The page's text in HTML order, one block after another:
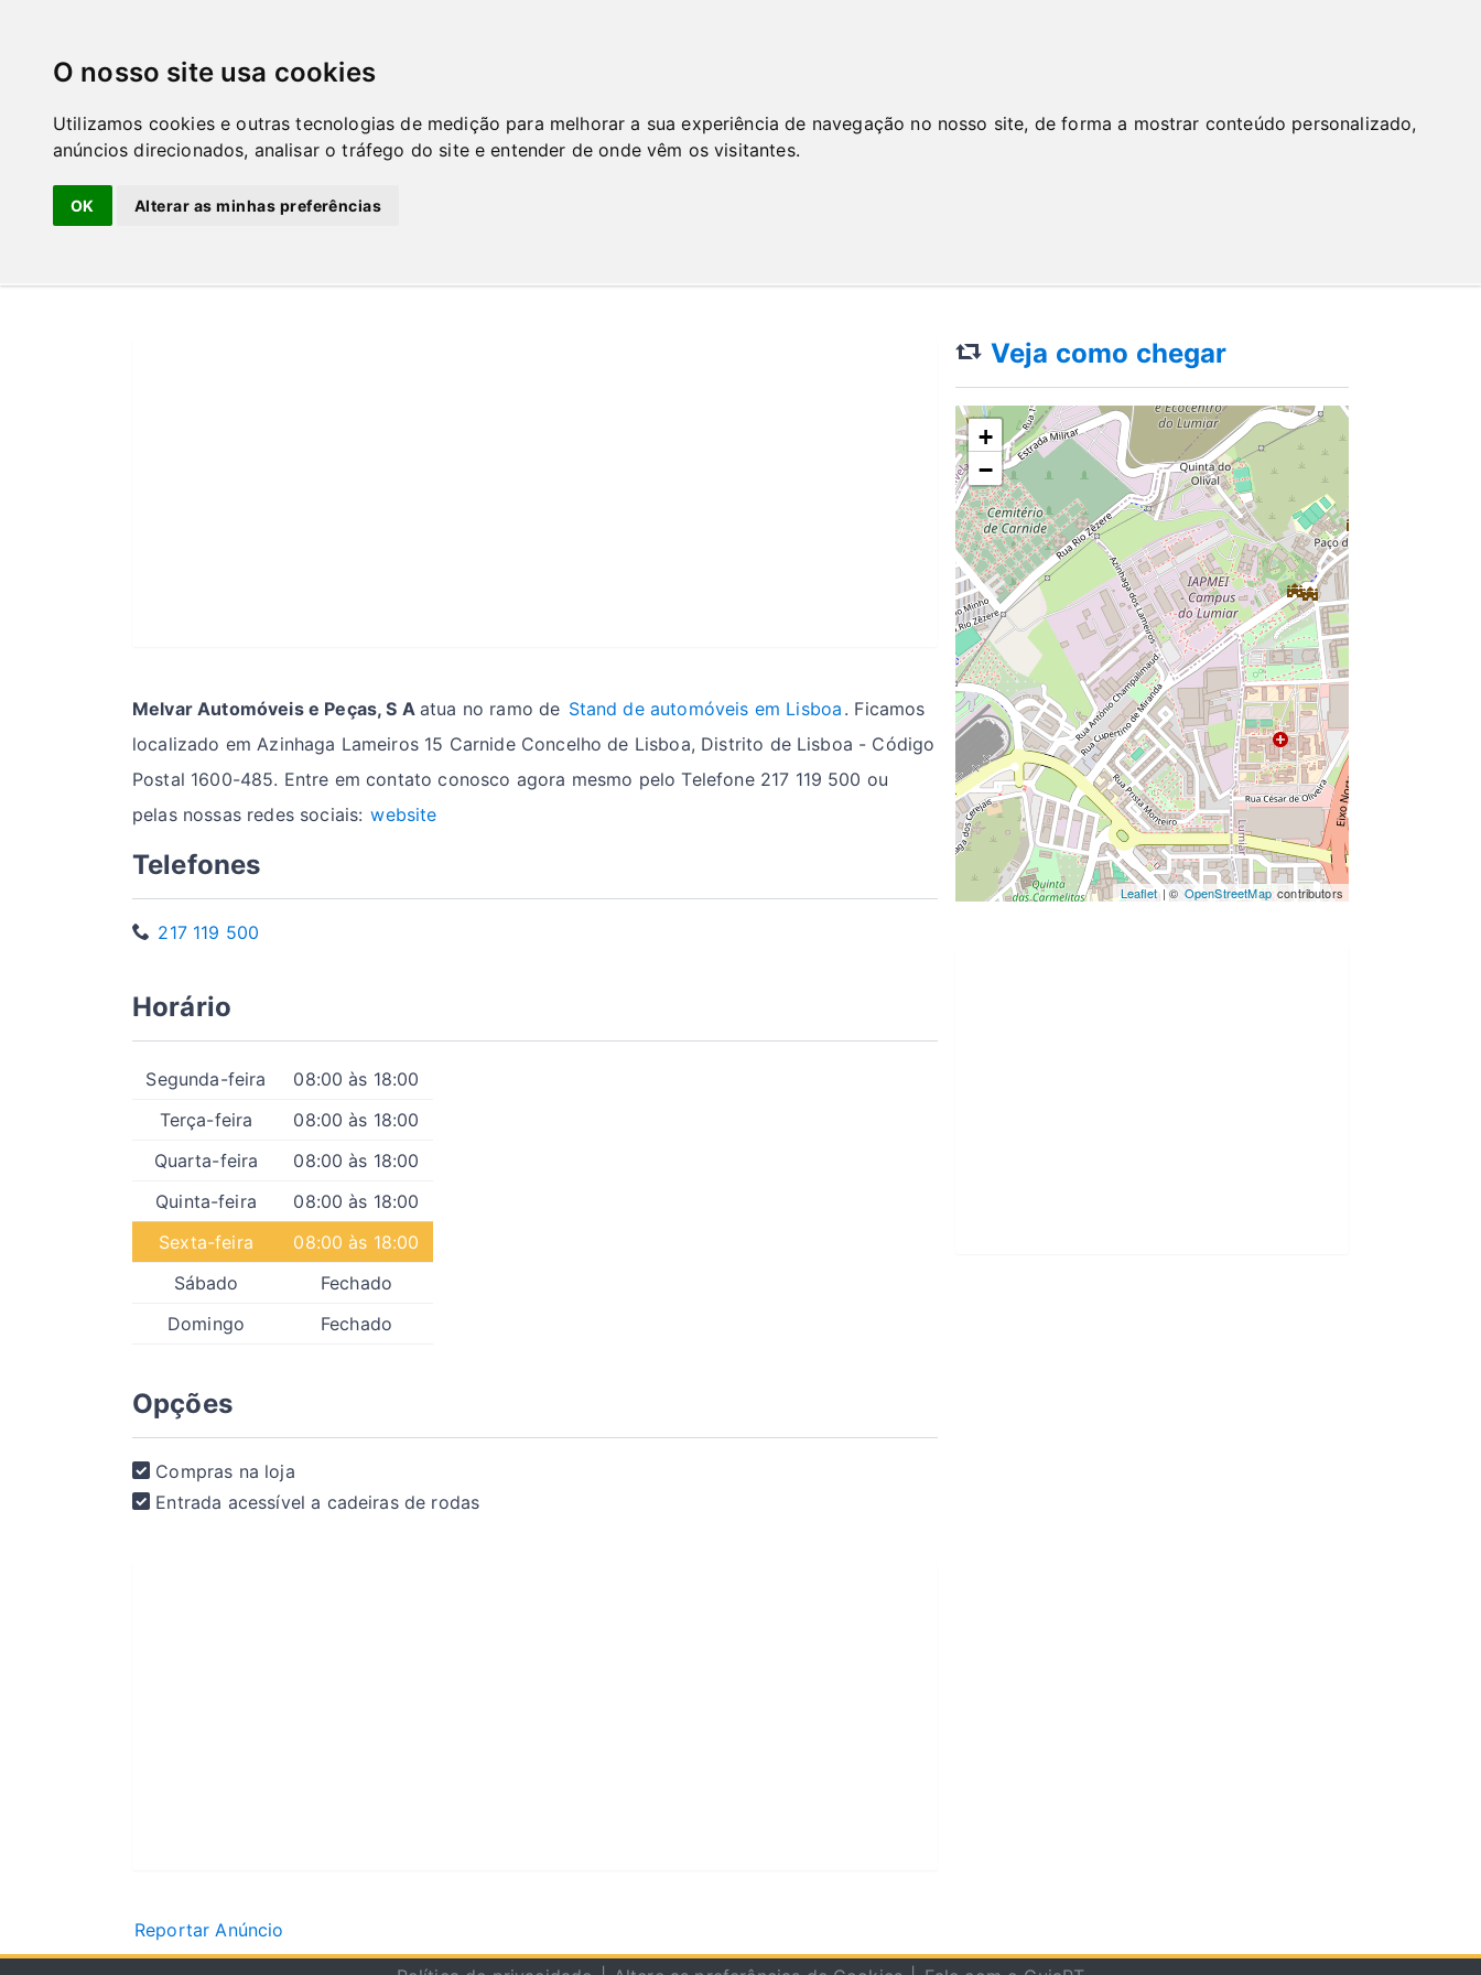
O nosso site usa cookies
Utilizamos cookies e outras tecnologias de medição para melhorar a sua experiência de navegação no nosso site, de forma a mostrar conteúdo personalizado,
anúncios direcionados, analisar o tráfego do site e entender de onde vêm os visitantes.
OK Alterar as minhas preferências
Melvar Automóveis e Peças, S A em Lisboa
Oficina automóvel
217 119 500
Melvar Automóveis e Peças, S A atua no ramo de Stand de automóveis em Lisboa . Ficamos
localizado em Azinhaga Lameiros 15 Carnide Concelho de Lisboa, Distrito de Lisboa - Código
Postal 1600-485. Entre em contato conosco agora mesmo pelo Telefone 217 119 500 ou
pelas nossas redes sociais: website
Telefones
217 119 500
Horário
Segunda-feira
08:00 às 18:00
Terça-feira
08:00 às 18:00
Quarta-feira
08:00 às 18:00
Quinta-feira
08:00 às 18:00
Sexta-feira
08:00 às 18:00
Sábado
Fechado
Domingo
Fechado
Opções
Compras na loja
Entrada acessível a cadeiras de rodas
Reportar Anúncio
Veja como chegar
+
−
Leaflet| © OpenStreetMapcontributors